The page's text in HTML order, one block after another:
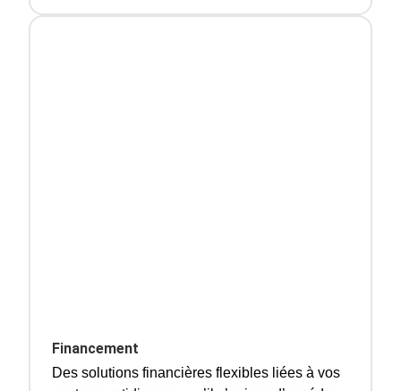
Financement
Des solutions financières flexibles liées à vos